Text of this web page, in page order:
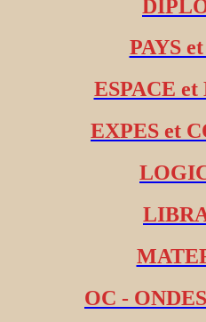
PAYS
ESPACE
EXPES et
OC -